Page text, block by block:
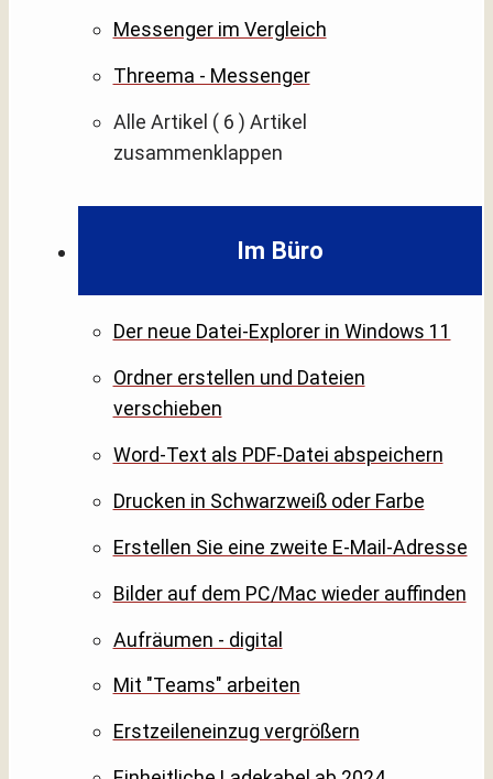
Messenger im Vergleich
Threema - Messenger
Alle Artikel ( 6 ) Artikel
zusammenklappen
Im Büro
Der neue Datei-Explorer in Windows 11
Ordner erstellen und Dateien
verschieben
Word-Text als PDF-Datei abspeichern
Drucken in Schwarzweiß oder Farbe
Erstellen Sie eine zweite E-Mail-Adresse
Bilder auf dem PC/Mac wieder auffinden
Aufräumen - digital
Mit "Teams" arbeiten
Erstzeileneinzug vergrößern